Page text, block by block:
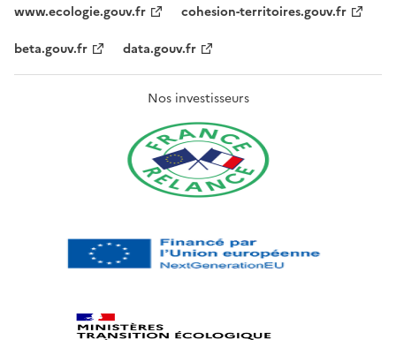
www.ecologie.gouv.fr
cohesion-territoires.gouv.fr
beta.gouv.fr
data.gouv.fr
Nos investisseurs